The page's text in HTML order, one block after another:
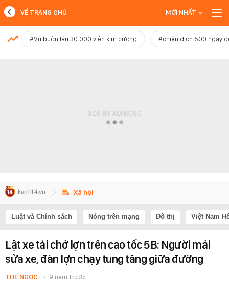
MỚI NHẤT
VỀ TRANG CHỦ MỚI NHẤT
#Vụ buôn lậu 30.000 viên kim cương #chiến dịch 500 ngày
Xã hội
Luật và Chính sách Nóng trên mạng Đô thị Việt Nam
Lật xe tải chở lợn trên cao tốc 5B: Người mải
sửa xe, đàn lợn chạy tung tăng giữa đường
THẾ NGỌC 9 năm trước